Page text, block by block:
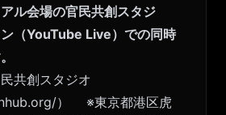
ル会場の官民共創スタジ
（YouTube Live）での同時
共創スタジオ
）
※東京都港区⻁